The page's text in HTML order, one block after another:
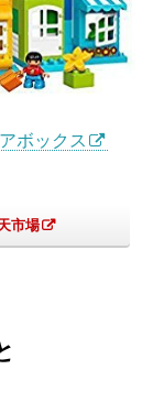
ボックス
市場